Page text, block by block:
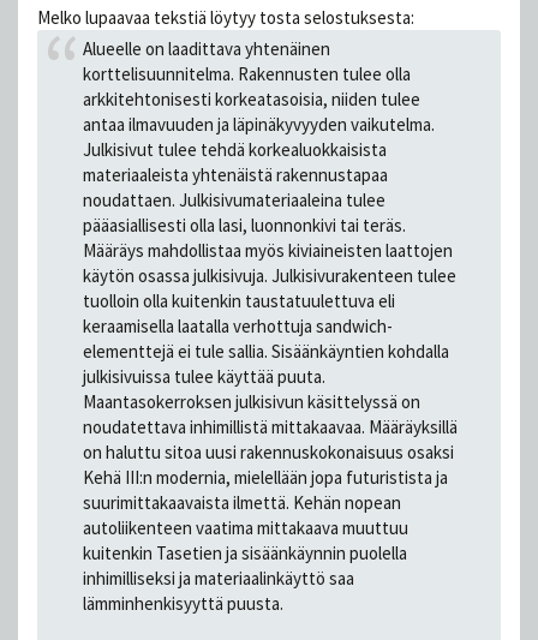
Melko lupaavaa tekstiä löytyy tosta selostuksesta:
Alueelle on laadittava yhtenäinen
korttelisuunnitelma. Rakennusten tulee olla
arkkitehtonisesti korkeatasoisia, niiden tulee
antaa ilmavuuden ja läpinäkyvyyden vaikutelma.
Julkisivut tulee tehdä korkealuokkaisista
materiaaleista yhtenäistä rakennustapaa
noudattaen. Julkisivumateriaaleina tulee
pääasiallisesti olla lasi, luonnonkivi tai teräs.
Määräys mahdollistaa myös kiviaineisten laattojen
käytön osassa julkisivuja. Julkisivurakenteen tulee
tuolloin olla kuitenkin taustatuulettuva eli
keraamisella laatalla verhottuja sandwich-
elementtejä ei tule sallia. Sisäänkäyntien kohdalla
julkisivuissa tulee käyttää puuta.
Maantasokerroksen julkisivun käsittelyssä on
noudatettava inhimillistä mittakaavaa. Määräyksillä
on haluttu sitoa uusi rakennuskokonaisuus osaksi
Kehä III:n modernia, mielellään jopa futuristista ja
suurimittakaavaista ilmettä. Kehän nopean
autoliikenteen vaatima mittakaava muuttuu
kuitenkin Tasetien ja sisäänkäynnin puolella
inhimilliseksi ja materiaalinkäyttö saa
lämminhenkisyyttä puusta.